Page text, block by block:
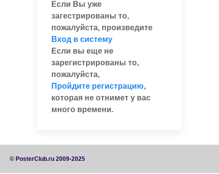
Если Вы уже
загестрированы то,
пожалуйста, произведите
Вход в систему
Если вы еще не
зарегистрированы то,
пожалуйста,
Пройдите регистрацию,
которая не отнимет у вас
много времени.
© PosterClub.ru 2009-2025